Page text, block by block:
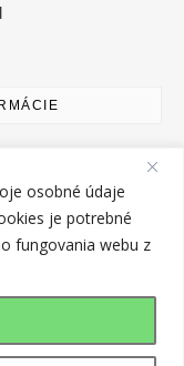
osobné údaje
je potrebné
fungovania webu z
Morávek